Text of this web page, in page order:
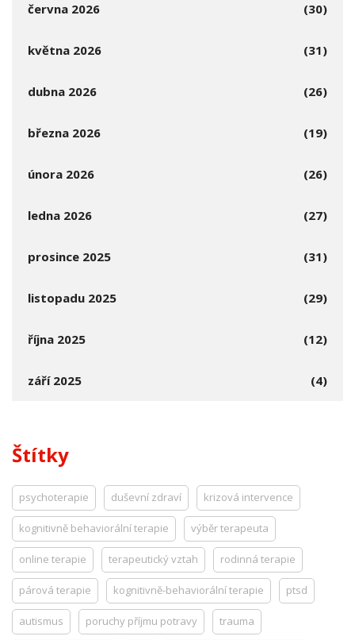
června 2026 (30)
května 2026 (31)
dubna 2026 (26)
března 2026 (19)
února 2026 (26)
ledna 2026 (27)
prosince 2025 (31)
listopadu 2025 (29)
října 2025 (12)
září 2025 (4)
Štítky
psychoterapie duševní zdraví krizová intervence
kognitivně behaviorální terapie výběr terapeuta
online terapie terapeutický vztah rodinná terapie
párová terapie kognitivně-behaviorální terapie ptsd
autismus poruchy příjmu potravy trauma